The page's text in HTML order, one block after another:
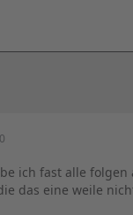
ich fast alle folgen
das eine weile